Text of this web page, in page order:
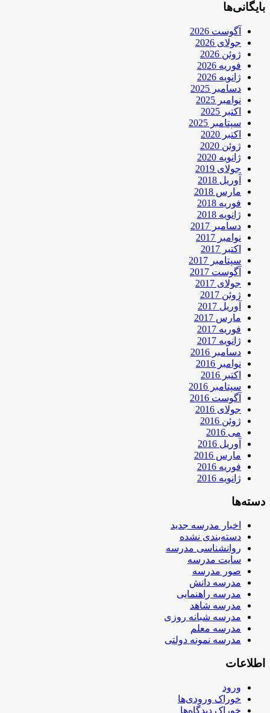
بایگانی‌ها
آگوست 2026
جولای 2026
ژوئن 2026
فوریه 2026
ژانویه 2026
دسامبر 2025
نوامبر 2025
اکتبر 2025
سپتامبر 2025
اکتبر 2020
ژوئن 2020
ژانویه 2020
جولای 2019
آوریل 2018
مارس 2018
فوریه 2018
ژانویه 2018
دسامبر 2017
نوامبر 2017
اکتبر 2017
سپتامبر 2017
آگوست 2017
جولای 2017
ژوئن 2017
آوریل 2017
مارس 2017
فوریه 2017
ژانویه 2017
دسامبر 2016
نوامبر 2016
اکتبر 2016
سپتامبر 2016
آگوست 2016
جولای 2016
ژوئن 2016
می 2016
آوریل 2016
مارس 2016
فوریه 2016
ژانویه 2016
دسته‌ها
اخبار مدرسه جدید
دسته‌بندی نشده
روانشناسی مدرسه
سایت مدرسه
صور مدرسه
مدرسه دانش
مدرسه راهنمایی
مدرسه شاهد
مدرسه شبانه روزی
مدرسه معلم
مدرسه نمونه دولتی
اطلاعات
ورود
خوراک ورودی‌ها
خوراک دیدگاه‌ها